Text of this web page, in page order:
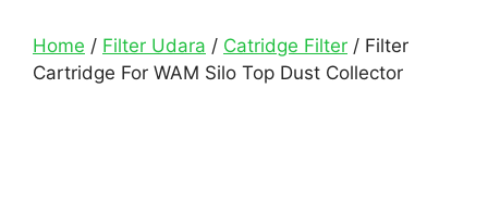
Home / Filter Udara / Catridge Filter / Filter
Cartridge For WAM Silo Top Dust Collector